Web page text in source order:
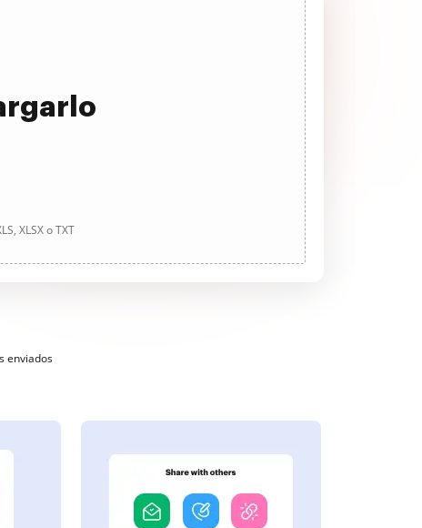
XLSX o TXT
enviados